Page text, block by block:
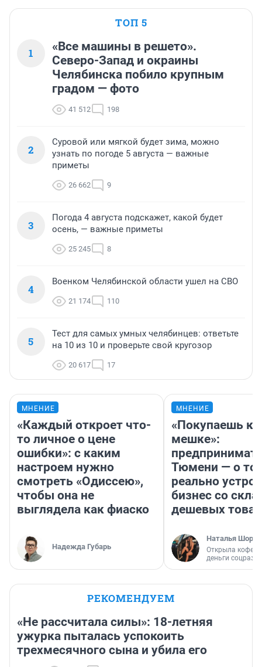
ТОП 5
1
«Все машины в решето».
Северо-Запад и окраины
Челябинска побило крупным
градом — фото
41 512 198
2
Суровой или мягкой будет зима, можно
узнать по погоде 5 августа — важные
приметы
26 662 9
3
Погода 4 августа подскажет, какой будет
осень, — важные приметы
25 245 8
4
Военком Челябинской области ушел на СВО
21 174 110
5
Тест для самых умных челябинцев: ответьте
на 10 из 10 и проверьте свой кругозор
20 617 17
МНЕНИЕ
«Каждый откроет что-
то личное о цене
ошибки»: с каким
настроем нужно
смотреть «Одиссею»,
чтобы она не
выглядела как фиаско
Надежда Губарь
МНЕНИЕ
«Покупаешь
мешке»:
Тюмени — о
реально
бизнес со
дешевых
Наталья
Открыла
деньги
РЕКОМЕНДУЕМ
«Не рассчитала силы»: 18-летняя
ужурка пыталась успокоить
трехмесячного сына и убила его